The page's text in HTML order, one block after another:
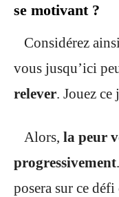
se motivant ?
Considérez
vous jusqu’ici
relever. Jouez
Alors, la peur
progressivement
posera sur ce